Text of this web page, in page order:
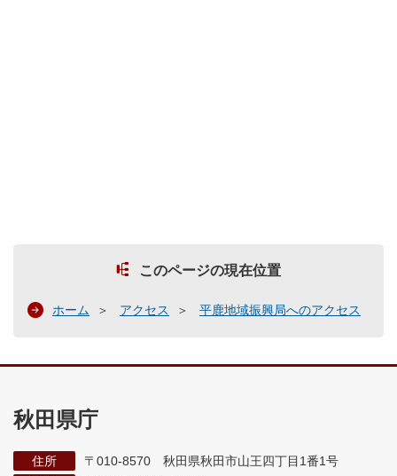
このページの現在位置
ホーム アクセス 平鹿地域振興局へのアクセス
秋田県庁
住所
〒010-8570 秋田県秋田市山王四丁目1番1号